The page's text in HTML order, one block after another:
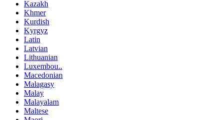
Kazakh
Khmer
Kurdish
Kyrgyz
Latin
Latvian
Lithuanian
Luxembou..
Macedonian
Malagasy
Malay
Malayalam
Maltese